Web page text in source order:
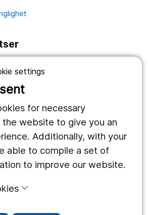
settings
for necessary
website to give you an
Additionally, with your
able to compile a set of
to improve our website.